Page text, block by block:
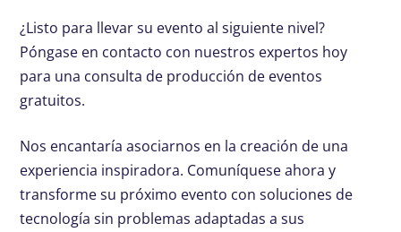
¿Listo para llevar su evento al siguiente nivel?
Póngase en contacto con nuestros expertos hoy
para una consulta de producción de eventos
gratuitos.
Nos encantaría asociarnos en la creación de una
experiencia inspiradora. Comuníquese ahora y
transforme su próximo evento con soluciones de
tecnología sin problemas adaptadas a sus